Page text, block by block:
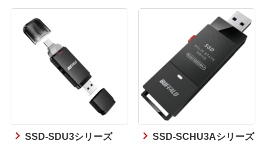
SSD-SDU3シリーズ SSD-SCHU3Aシリーズ